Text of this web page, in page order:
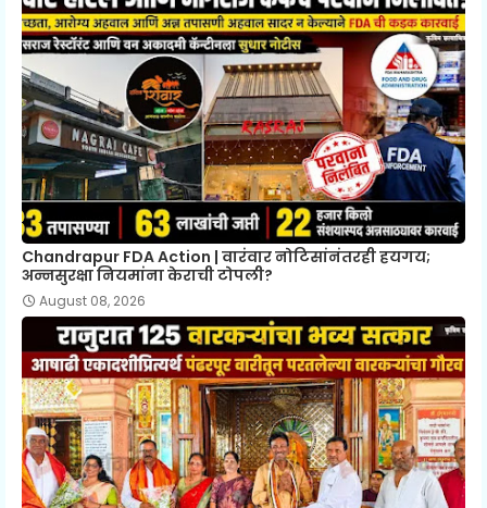
Chandrapur FDA Action | वारंवार नोटिसांनंतरही हयगय;
अन्नसुरक्षा नियमांना केराची टोपली?
August 08, 2026